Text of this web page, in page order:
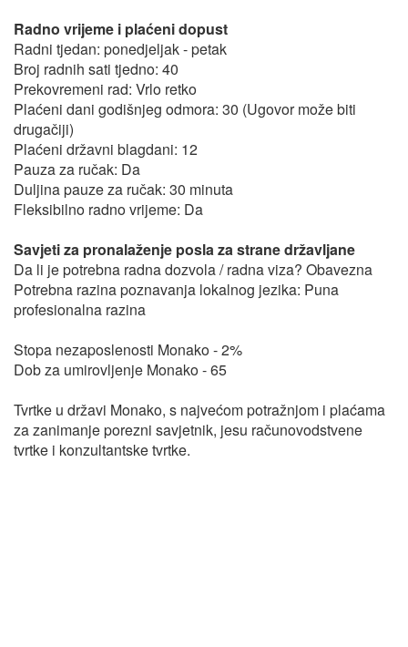
Radno vrijeme i plaćeni dopust
Radni tjedan: ponedjeljak - petak
Broj radnih sati tjedno: 40
Prekovremeni rad: Vrlo retko
Plaćeni dani godišnjeg odmora: 30 (Ugovor može biti
drugačiji)
Plaćeni državni blagdani: 12
Pauza za ručak: Da
Duljina pauze za ručak: 30 minuta
Fleksibilno radno vrijeme: Da
Savjeti za pronalaženje posla za strane državljane
Da li je potrebna radna dozvola / radna viza? Obavezna
Potrebna razina poznavanja lokalnog jezika: Puna
profesionalna razina
Stopa nezaposlenosti Monako - 2%
Dob za umirovljenje Monako - 65
Tvrtke u državi Monako, s najvećom potražnjom i plaćama
za zanimanje porezni savjetnik, jesu računovodstvene
tvrtke i konzultantske tvrtke.